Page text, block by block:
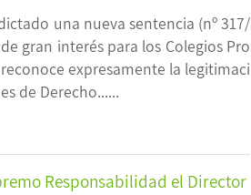
una nueva sentencia (nº 317/
gran interés para los Colegios Pro
expresamente la legitimaci
de Derecho......
Responsabilidad el Director